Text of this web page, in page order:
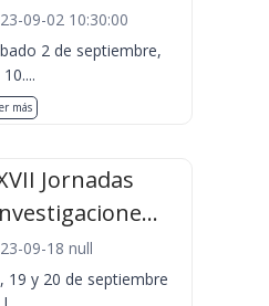
09-02 10:30:00
2 de septiembre,
más
Jornadas
09-18 null
19 y 20 de septiembre